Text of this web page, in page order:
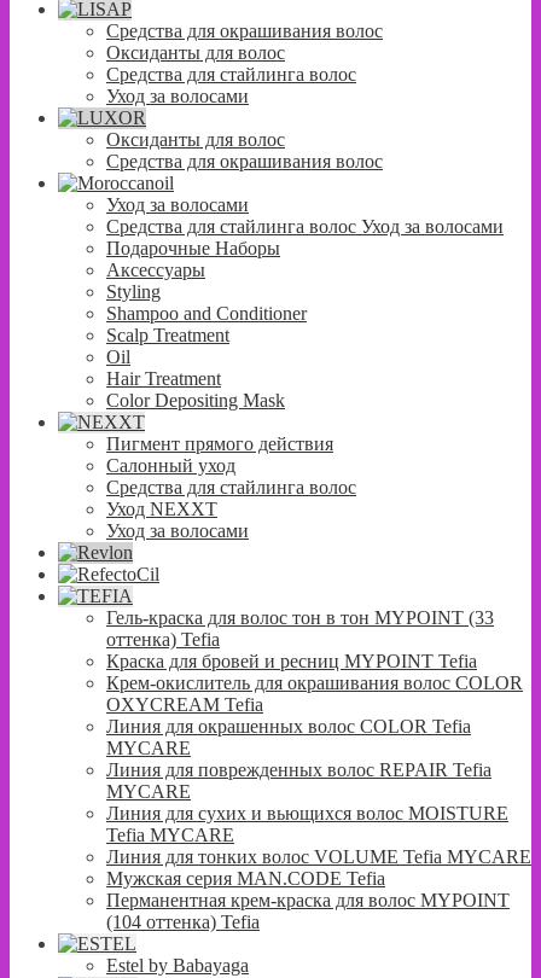
Средства для окрашивания волос
Оксиданты для волос
Средства для стайлинга волос
Уход за волосами
Оксиданты для волос
Средства для окрашивания волос
Уход за волосами
Средства для стайлинга волос Уход за волосами
Подарочные Наборы
Аксессуары
Styling
Shampoo and Conditioner
Scalp Treatment
Oil
Hair Treatment
Color Depositing Mask
Пигмент прямого действия
Салонный уход
Средства для стайлинга волос
Уход NEXXT
Уход за волосами
Гель-краска для волос тон в тон MYPOINT (33
оттенка) Tefia
Краска для бровей и ресниц MYPOINT Tefia
Крем-окислитель для окрашивания волос COLOR
OXYCREAM Tefia
Линия для окрашенных волос COLOR Tefia
MYCARE
Линия для поврежденных волос REPAIR Tefia
MYCARE
Линия для сухих и вьющихся волос MOISTURE
Tefia MYCARE
Линия для тонких волос VOLUME Tefia MYCARE
Мужская серия MAN.CODE Tefia
Перманентная крем-краска для волос MYPOINT
(104 оттенка) Tefia
Estel by Babayaga